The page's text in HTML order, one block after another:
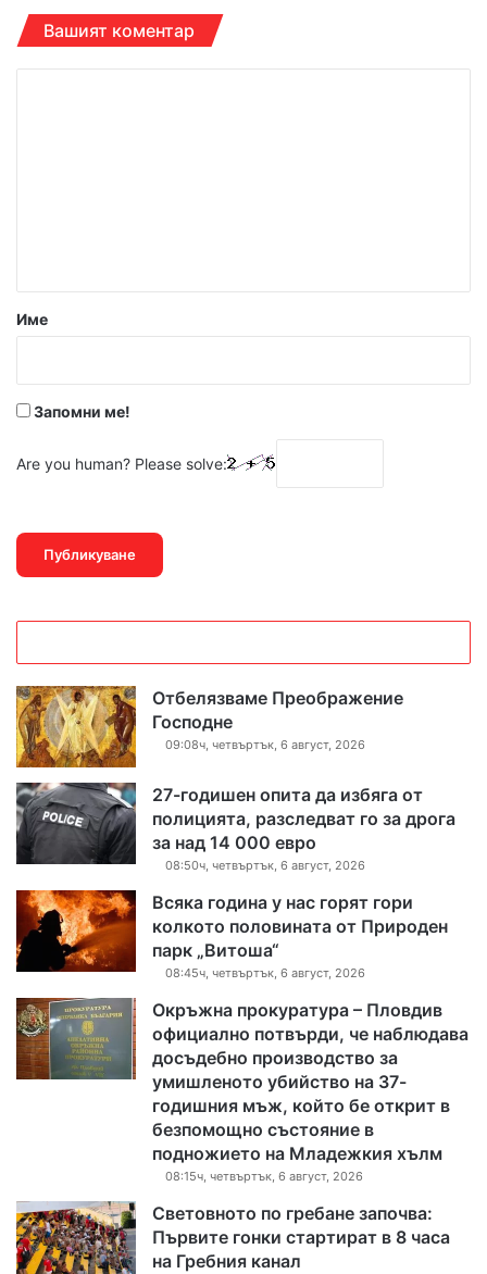
Вашият коментар
р
Име
Запомни ме!
Are you human? Please solve:
Отбелязваме Преображение
Господне
09:08ч, четвъртък, 6 август, 2026
27-годишен опита да избяга от
полицията, разследват го за дрога
за над 14 000 евро
08:50ч, четвъртък, 6 август, 2026
Всяка година у нас горят гори
колкото половината от Природен
парк „Витоша“
08:45ч, четвъртък, 6 август, 2026
Окръжна прокуратура – Пловдив
официално потвърди, че наблюдава
досъдебно производство за
умишленото убийство на 37-
годишния мъж, който бе открит в
безпомощно състояние в
подножието на Младежкия хълм
08:15ч, четвъртък, 6 август, 2026
Световното по гребане започва:
Първите гонки стартират в 8 часа
на Гребния канал